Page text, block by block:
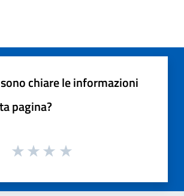
chiare le informazioni
pagina?